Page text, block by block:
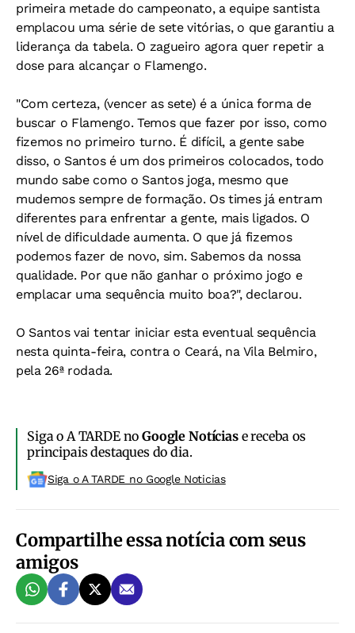
primeira metade do campeonato, a equipe santista
emplacou uma série de sete vitórias, o que garantiu a
liderança da tabela. O zagueiro agora quer repetir a
dose para alcançar o Flamengo.
"Com certeza, (vencer as sete) é a única forma de
buscar o Flamengo. Temos que fazer por isso, como
fizemos no primeiro turno. É difícil, a gente sabe
disso, o Santos é um dos primeiros colocados, todo
mundo sabe como o Santos joga, mesmo que
mudemos sempre de formação. Os times já entram
diferentes para enfrentar a gente, mais ligados. O
nível de dificuldade aumenta. O que já fizemos
podemos fazer de novo, sim. Sabemos da nossa
qualidade. Por que não ganhar o próximo jogo e
emplacar uma sequência muito boa?", declarou.
O Santos vai tentar iniciar esta eventual sequência
nesta quinta-feira, contra o Ceará, na Vila Belmiro,
pela 26ª rodada.
Siga o A TARDE noGoogle Notíciase receba os
principais destaques do dia.
Siga o A TARDE no Google Noticias
Compartilhe essa notícia com seus
amigos